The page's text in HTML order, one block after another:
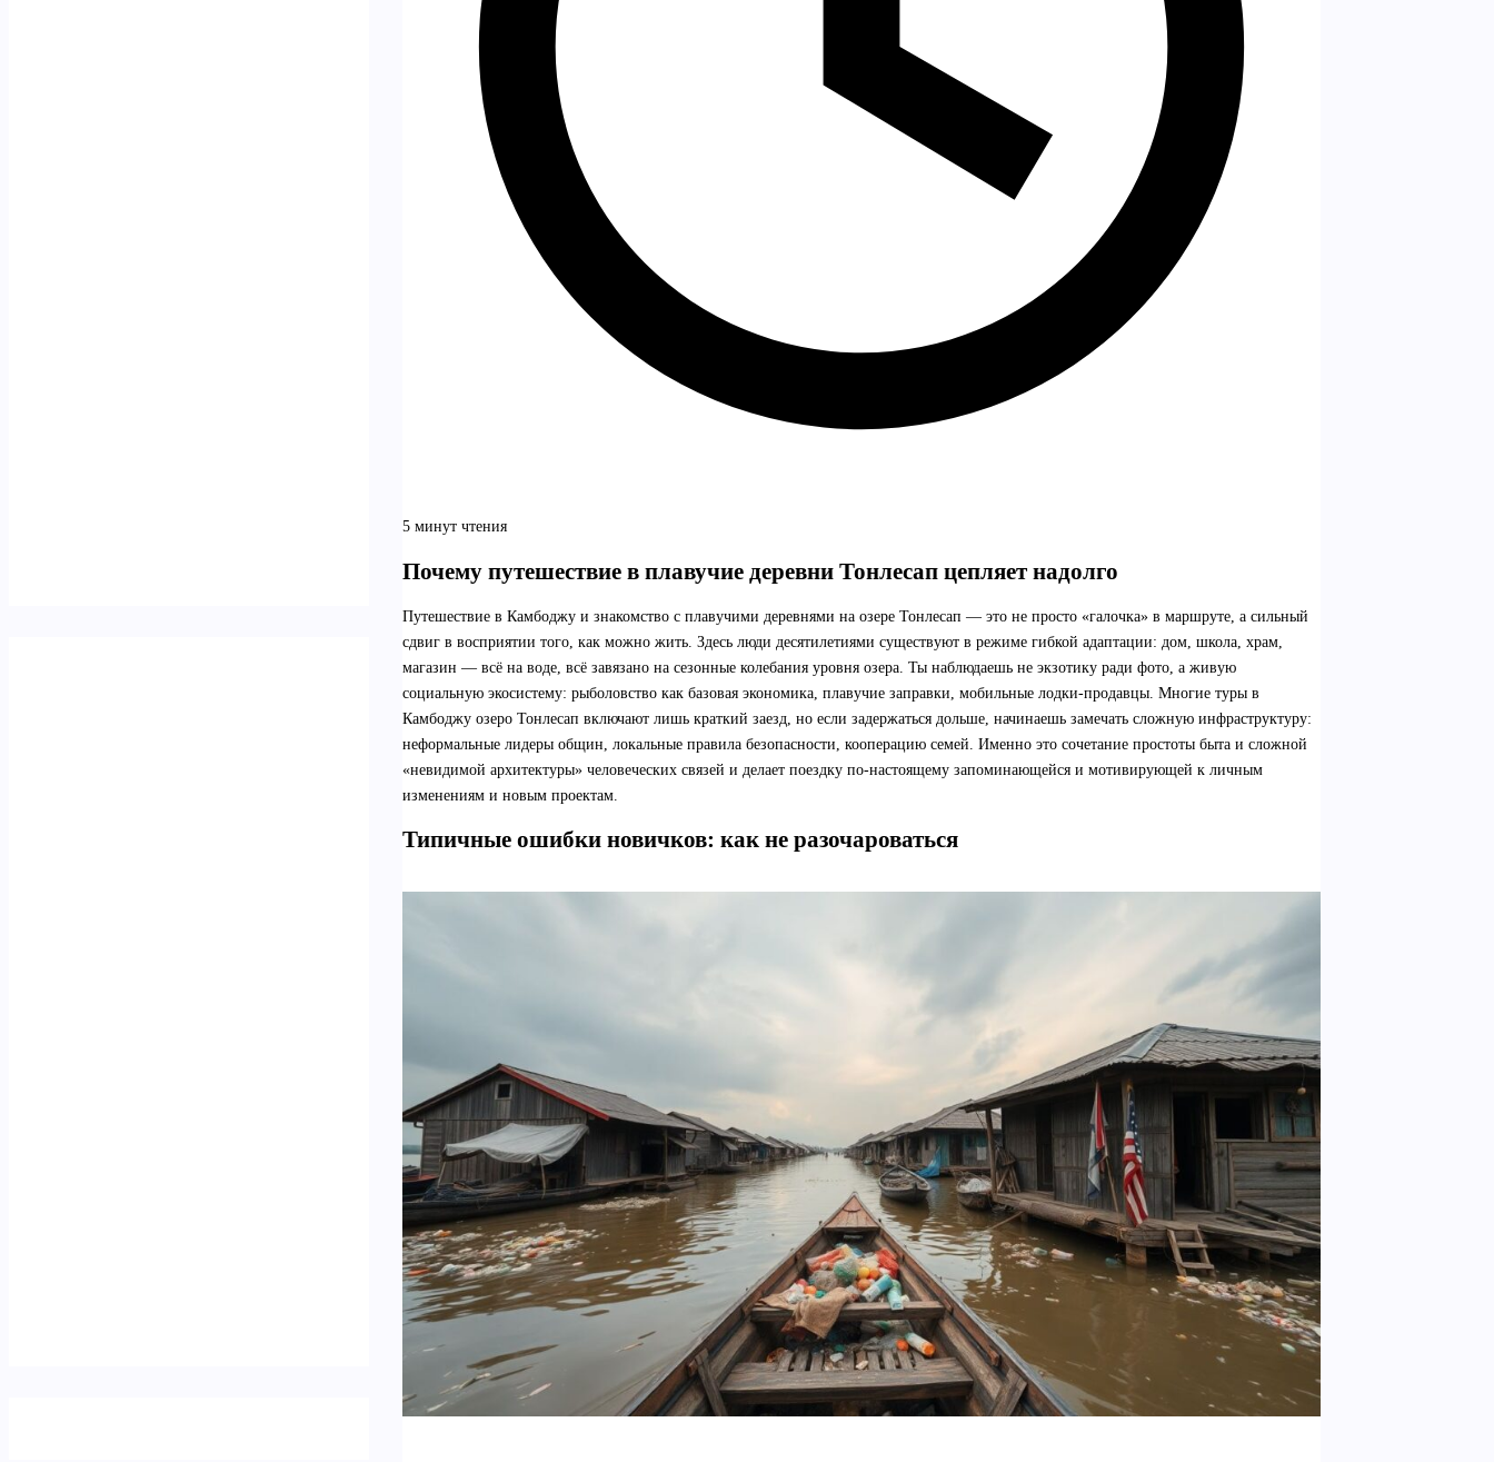
5 минут чтения
Почему путешествие в плавучие деревни Тонлесап цепляет надолго
Путешествие в Камбоджу и знакомство с плавучими деревнями на озере Тонлесап — это не просто «галочка» в маршруте, а сильный
сдвиг в восприятии того, как можно жить. Здесь люди десятилетиями существуют в режиме гибкой адаптации: дом, школа, храм,
магазин — всё на воде, всё завязано на сезонные колебания уровня озера. Ты наблюдаешь не экзотику ради фото, а живую
социальную экосистему: рыболовство как базовая экономика, плавучие заправки, мобильные лодки-продавцы. Многие туры в
Камбоджу озеро Тонлесап включают лишь краткий заезд, но если задержаться дольше, начинаешь замечать сложную инфраструктуру:
неформальные лидеры общин, локальные правила безопасности, кооперацию семей. Именно это сочетание простоты быта и сложной
«невидимой архитектуры» человеческих связей и делает поездку по-настоящему запоминающейся и мотивирующей к личным
изменениям и новым проектам.
Типичные ошибки новичков: как не разочароваться